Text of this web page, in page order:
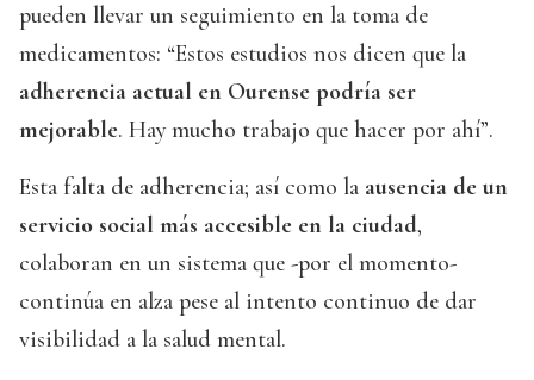
pueden llevar un seguimiento en la toma de
medicamentos: “Estos estudios nos dicen que la
adherencia actual en Ourense podría ser
mejorable. Hay mucho trabajo que hacer por ahí”.
Esta falta de adherencia; así como la ausencia de un
servicio social más accesible en la ciudad,
colaboran en un sistema que -por el momento-
continúa en alza pese al intento continuo de dar
visibilidad a la salud mental.